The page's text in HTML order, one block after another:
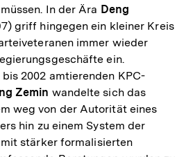
In der Ära Deng
griff hingegen ein kleiner Kreis
immer wieder
ein.
2002 amtierenden KPC-
Zemin wandelte sich das
weg von der Autorität eines
hin zu einem System der
stärker formalisierten